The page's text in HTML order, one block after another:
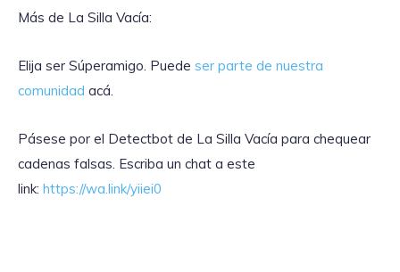
Más de La Silla Vacía:
Elija ser Súperamigo. Puede ser parte de nuestra
comunidad acá.
Pásese por el Detectbot de La Silla Vacía para chequear
cadenas falsas. Escriba un chat a este
link: https://wa.link/yiiei0